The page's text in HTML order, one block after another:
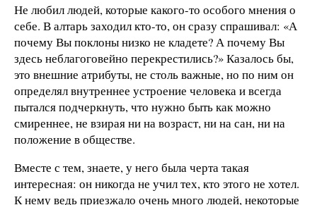
Не любил людей, которые какого-то особого мнения о
себе. В алтарь заходил кто-то, он сразу спрашивал: «А
почему Вы поклоны низко не кладете? А почему Вы
здесь неблагоговейно перекрестились?» Казалось бы,
это внешние атрибуты, не столь важные, но по ним он
определял внутреннее устроение человека и всегда
пытался подчеркнуть, что нужно быть как можно
смиреннее, не взирая ни на возраст, ни на сан, ни на
положение в обществе.
Вместе с тем, знаете, у него была черта такая
интересная: он никогда не учил тех, кто этого не хотел.
К нему ведь приезжало очень много людей, некоторые